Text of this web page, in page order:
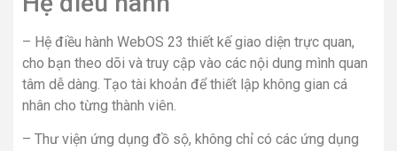
– Hệ điều hành WebOS 23 thiết kế giao diện trực quan,
cho bạn theo dõi và truy cập vào các nội dung mình quan
tâm dễ dàng. Tạo tài khoản để thiết lập không gian cá
nhân cho từng thành viên.
– Thư viện ứng dụng đồ sộ, không chỉ có các ứng dụng